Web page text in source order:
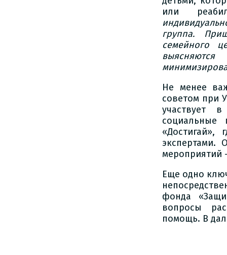
или
группа.
семейного
Не менее
советом при
участвует
социальные
экспертами.
мероприятий
Еще одно
фонда
вопросы
помощь. В